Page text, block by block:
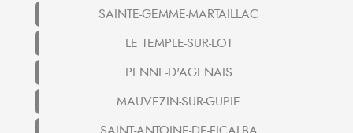
SAINTE-GEMME-MARTAILLAC
LE TEMPLE-SUR-LOT
PENNE-D'AGENAIS
MAUVEZIN-SUR-GUPIE